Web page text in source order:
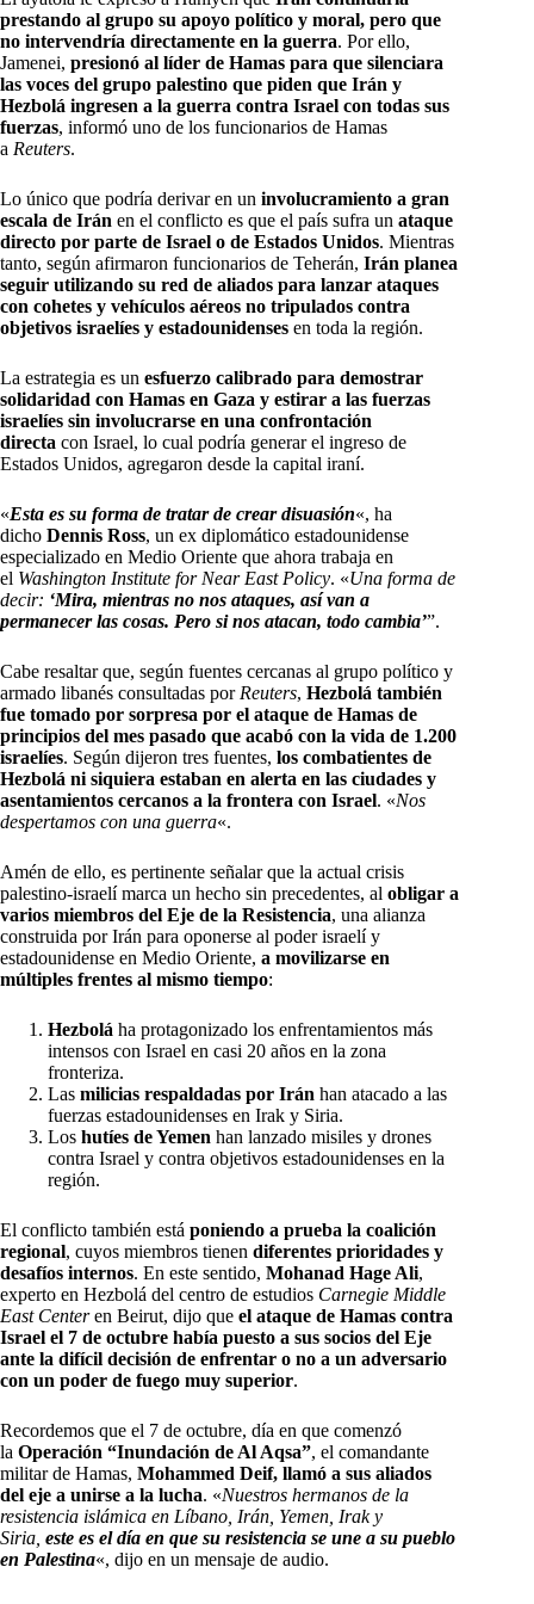
prestando al grupo su apoyo político y moral, pero que
no intervendría directamente en la guerra. Por ello,
Jamenei, presionó al líder de Hamas para que silenciara
las voces del grupo palestino que piden que Irán y
Hezbolá ingresen a la guerra contra Israel con todas sus
fuerzas, informó uno de los funcionarios de Hamas
a Reuters.
Lo único que podría derivar en un involucramiento a gran
escala de Irán en el conflicto es que el país sufra un ataque
directo por parte de Israel o de Estados Unidos. Mientras
tanto, según afirmaron funcionarios de Teherán, Irán planea
seguir utilizando su red de aliados para lanzar ataques
con cohetes y vehículos aéreos no tripulados contra
objetivos israelíes y estadounidenses en toda la región.
La estrategia es un esfuerzo calibrado para demostrar
solidaridad con Hamas en Gaza y estirar a las fuerzas
israelíes sin involucrarse en una confrontación
directa con Israel, lo cual podría generar el ingreso de
Estados Unidos, agregaron desde la capital iraní.
«Esta es su forma de tratar de crear disuasión«, ha
dicho Dennis Ross, un ex diplomático estadounidense
especializado en Medio Oriente que ahora trabaja en
el Washington Institute for Near East Policy. «Una forma de
decir: ‘Mira, mientras no nos ataques, así van a
permanecer las cosas. Pero si nos atacan, todo cambia’”.
Cabe resaltar que, según fuentes cercanas al grupo político y
armado libanés consultadas por Reuters, Hezbolá también
fue tomado por sorpresa por el ataque de Hamas de
principios del mes pasado que acabó con la vida de 1.200
israelíes. Según dijeron tres fuentes, los combatientes de
Hezbolá ni siquiera estaban en alerta en las ciudades y
asentamientos cercanos a la frontera con Israel. «Nos
despertamos con una guerra«.
Amén de ello, es pertinente señalar que la actual crisis
palestino-israelí marca un hecho sin precedentes, al obligar a
varios miembros del Eje de la Resistencia, una alianza
construida por Irán para oponerse al poder israelí y
estadounidense en Medio Oriente, a movilizarse en
múltiples frentes al mismo tiempo:
Hezbolá ha protagonizado los enfrentamientos más
intensos con Israel en casi 20 años en la zona
fronteriza.
Las milicias respaldadas por Irán han atacado a las
fuerzas estadounidenses en Irak y Siria.
Los hutíes de Yemen han lanzado misiles y drones
contra Israel y contra objetivos estadounidenses en la
región.
El conflicto también está poniendo a prueba la coalición
regional, cuyos miembros tienen diferentes prioridades y
desafíos internos. En este sentido, Mohanad Hage Ali,
experto en Hezbolá del centro de estudios Carnegie Middle
East Centeren Beirut, dijo que el ataque de Hamas contra
Israel el 7 de octubre había puesto a sus socios del Eje
ante la difícil decisión de enfrentar o no a un adversario
con un poder de fuego muy superior.
Recordemos que el 7 de octubre, día en que comenzó
la Operación “Inundación de Al Aqsa”, el comandante
militar de Hamas, Mohammed Deif, llamó a sus aliados
del eje a unirse a la lucha. «Nuestros hermanos de la
resistencia islámica en Líbano, Irán, Yemen, Irak y
Siria, este es el día en que su resistencia se une a su pueblo
en Palestina«, dijo en un mensaje de audio.